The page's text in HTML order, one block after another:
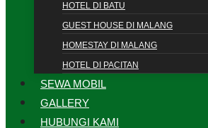
HOTEL DI BATU
GUEST HOUSE DI MALANG
HOMESTAY DI MALANG
HOTEL DI PACITAN
SEWA MOBIL
GALLERY
HUBUNGI KAMI